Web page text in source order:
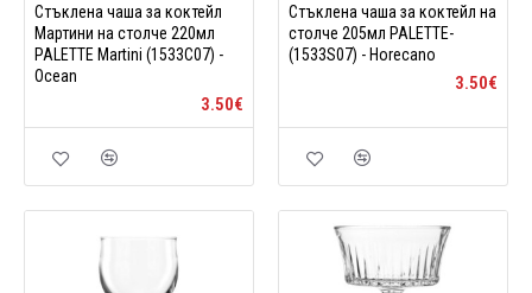
Стъклена чаша за коктейл
Мартини на столче 220мл
PALETTE Martini (1533C07) -
Ocean
3.50€
Стъклена чаша за коктейл на
столче 205мл PALETTE-
(1533S07) - Horecano
3.50€